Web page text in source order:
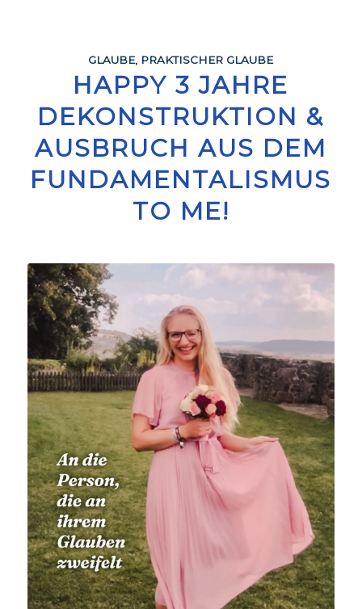
GLAUBE, PRAKTISCHER GLAUBE
HAPPY 3 JAHRE
DEKONSTRUKTION &
AUSBRUCH AUS DEM
FUNDAMENTALISMUS
TO ME!